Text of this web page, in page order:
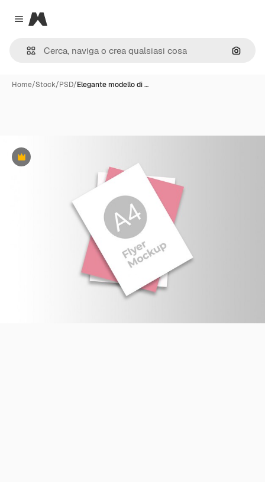
Close menu
Magnific
Cerca
Home/Stock/PSD/Elegante modello di …
Premium